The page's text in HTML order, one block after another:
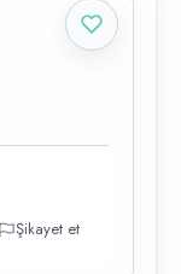
Şikayet et